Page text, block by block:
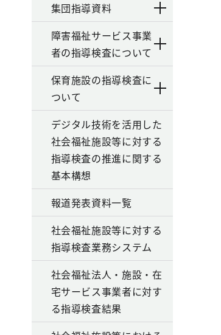
集団指導資料
障害福祉サービス事業
者の指導検査について
保育施設の指導検査に
ついて
デジタル技術を活用した
社会福祉施設等に対する
指導検査の推進に関する
基本構想
報道発表資料一覧
社会福祉施設等に対する
指導検査業務システム
社会福祉法人・施設・在
宅サービス事業者に対す
る指導検査結果